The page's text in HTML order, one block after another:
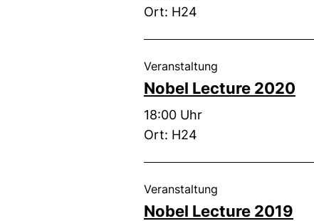
Ort: H24
Nobel Lecture 2020
Veranstaltung
Zeit:
18:00 Uhr
Ort: H24
Nobel Lecture 2019
Veranstaltung